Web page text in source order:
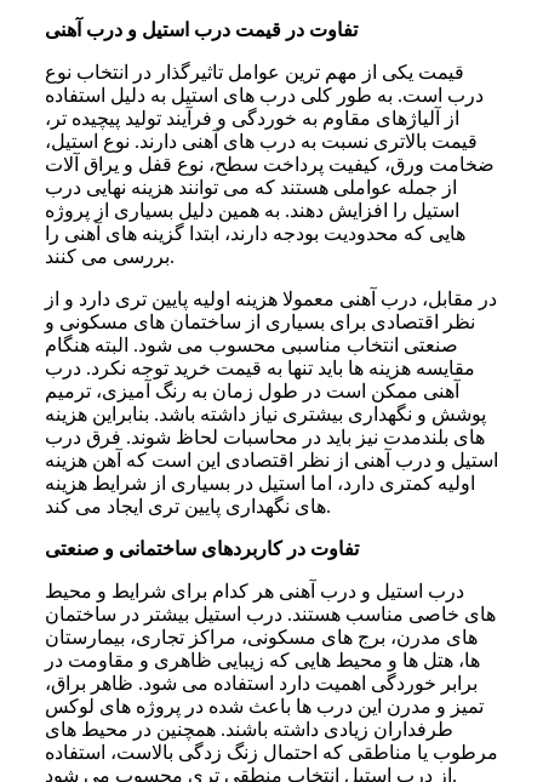
تفاوت در قیمت درب استیل و درب آهنی
قیمت یکی از مهم ترین عوامل تاثیرگذار در انتخاب نوع
درب است. به طور کلی درب های استیل به دلیل استفاده
از آلیاژهای مقاوم به خوردگی و فرآیند تولید پیچیده تر،
قیمت بالاتری نسبت به درب های آهنی دارند. نوع استیل،
ضخامت ورق، کیفیت پرداخت سطح، نوع قفل و یراق آلات
از جمله عواملی هستند که می توانند هزینه نهایی درب
استیل را افزایش دهند. به همین دلیل بسیاری از پروژه
هایی که محدودیت بودجه دارند، ابتدا گزینه های آهنی را
بررسی می کنند.
در مقابل، درب آهنی معمولا هزینه اولیه پایین تری دارد و از
نظر اقتصادی برای بسیاری از ساختمان های مسکونی و
صنعتی انتخاب مناسبی محسوب می شود. البته هنگام
مقایسه هزینه ها باید تنها به قیمت خرید توجه نکرد. درب
آهنی ممکن است در طول زمان به رنگ آمیزی، ترمیم
پوشش و نگهداری بیشتری نیاز داشته باشد. بنابراین هزینه
های بلندمدت نیز باید در محاسبات لحاظ شوند. فرق درب
استیل و درب آهنی از نظر اقتصادی این است که آهن هزینه
اولیه کمتری دارد، اما استیل در بسیاری از شرایط هزینه
های نگهداری پایین تری ایجاد می کند.
تفاوت در کاربردهای ساختمانی و صنعتی
درب استیل و درب آهنی هر کدام برای شرایط و محیط
های خاصی مناسب هستند. درب استیل بیشتر در ساختمان
های مدرن، برج های مسکونی، مراکز تجاری، بیمارستان
ها، هتل ها و محیط هایی که زیبایی ظاهری و مقاومت در
برابر خوردگی اهمیت دارد استفاده می شود. ظاهر براق،
تمیز و مدرن این درب ها باعث شده در پروژه های لوکس
طرفداران زیادی داشته باشند. همچنین در محیط های
مرطوب یا مناطقی که احتمال زنگ زدگی بالاست، استفاده
از درب استیل انتخاب منطقی تری محسوب می شود.